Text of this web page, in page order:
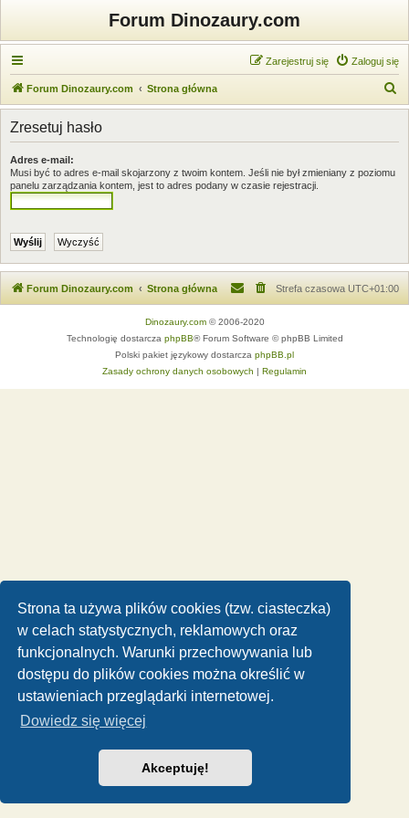
Strona ta używa plików cookies (tzw. ciasteczka)
w celach statystycznych, reklamowych oraz
funkcjonalnych. Warunki przechowywania lub
dostępu do plików cookies można określić w
ustawieniach przeglądarki internetowej.
Dowiedz się więcej
Akceptuję!
Forum Dinozaury.com
Zaloguj się
Zarejestruj się
Forum Dinozaury.com Strona główna
z
Zresetuj hasło
Adres e-mail:
Musi być to adres e-mail skojarzony z twoim kontem. Jeśli nie był zmieniany z poziomu
panelu zarządzania kontem, jest to adres podany w czasie rejestracji.
Forum Dinozaury.com Strona główna Strefa czasowa UTC+01:00
Dinozaury.com© 2006-2020
Technologię dostarcza phpBB® Forum Software © phpBB Limited
Polski pakiet językowy dostarcza phpBB.pl
Zasady ochrony danych osobowych | Regulamin